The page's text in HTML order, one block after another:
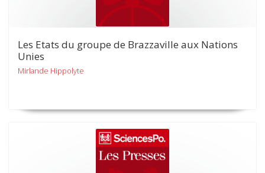
Les Etats du groupe de Brazzaville aux Nations
Unies
Mirlande Hippolyte